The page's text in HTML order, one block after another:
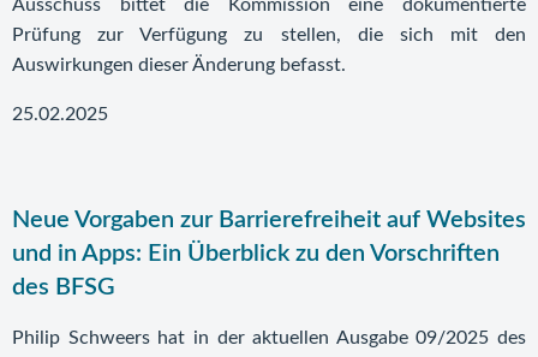
Ausschuss bittet die Kommission eine dokumentierte
Prüfung zur Verfügung zu stellen, die sich mit den
Auswirkungen dieser Änderung befasst.
25.02.2025
Neue Vorgaben zur Barrierefreiheit auf Websites
und in Apps: Ein Überblick zu den Vorschriften
des BFSG
Philip Schweers hat in der aktuellen Ausgabe 09/2025 des